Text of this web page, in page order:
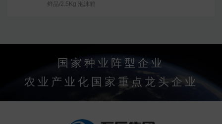
鲜品/2.5Kg 泡沫箱
国家种业阵型企业
农业产业化国家重点龙头企业